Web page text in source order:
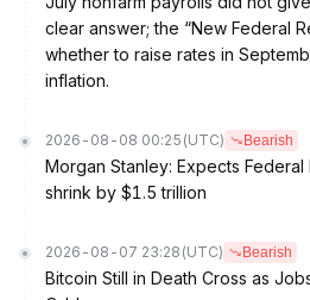
clear answer; the “New Federal
whether to raise rates in
inflation.
2026-08-08 00:25 (UTC) Bearish
Morgan Stanley: Expects
shrink by $1.5 trillion
2026-08-07 23:28 (UTC) Bearish
Bitcoin Still in Death Cross as